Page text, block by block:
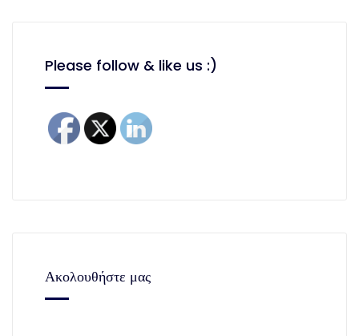
Please follow & like us :)
Ακολουθήστε μας